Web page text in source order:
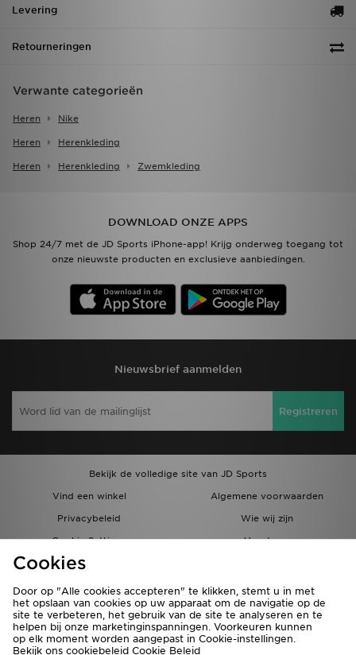
Levering
Retourneringen
Verwante categorieën
Heren Nike
Heren Herenkleding
Heren Herenkleding Zwemkleding
DOWNLOAD ONZE APPS
Shop 24/7 met de JD Sports iPhone-app! Krijg onderweg toegang tot
onze nieuwste producten en exclusieve aanbiedingen.
Nieuwsbrief aanmelden
Registreren
Bekijk de volledige site van JD Sports
Vind een winkel
Algemene voorwaarden
Privacybeleid
Wie wij zijn
Cookie Settings
Vacatures
Bestellingen en Levering
Cookies
Door op "Alle cookies accepteren" te klikken, stemt u in met
het opslaan van cookies op uw apparaat om de navigatie op de
site te verbeteren, het gebruik van de site te analyseren en te
helpen bij onze marketinginspanningen. Voorkeuren kunnen
op elk moment worden aangepast in Cookie-instellingen.
Bekijk ons cookiebeleid Cookie Beleid